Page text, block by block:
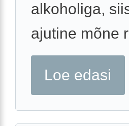
alkoholiga,
ajutine mõne
Loe edasi